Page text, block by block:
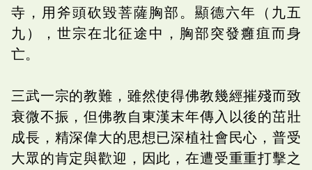
寺，用斧頭砍毀菩薩胸部。顯德六年（九五
九），世宗在北征途中，胸部突發癰疽而身
亡。
三武一宗的教難，雖然使得佛教幾經摧殘而致
衰微不振，但佛教自東漢末年傳入以後的茁壯
成長，精深偉大的思想已深植社會民心，普受
大眾的肯定與歡迎，因此，在遭受重重打擊之